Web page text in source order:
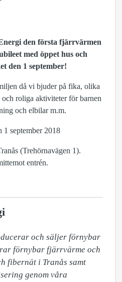
den första fjärrvärmen
med öppet hus och
den 1 september!
då vi bjuder på fika, olika
roliga aktiviteter för barnen
och elbilar m.m.
1 september 2018
(Trehörnavägen 1).
entrén.
och säljer förnybar
förnybar fjärrvärme och
fibernät i Tranås samt
genom våra